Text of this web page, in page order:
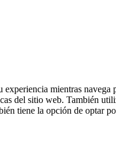
mientras navega
del sitio web. También
tiene la opción de optar